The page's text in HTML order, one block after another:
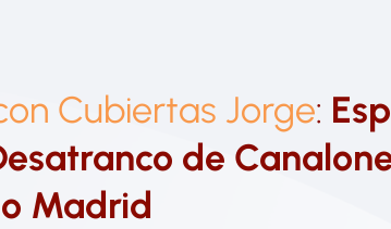
Cubiertas Jorge:
de
Madrid